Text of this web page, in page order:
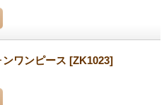
ワンピース [ZK1023]